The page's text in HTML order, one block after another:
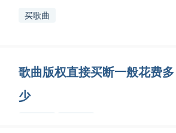
买歌曲
歌曲版权直接买断一般花费多
少